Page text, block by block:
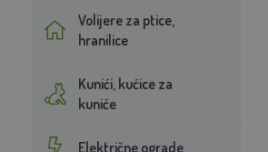
Volijere za ptice,
hranilice
Kunići, kućice za
kuniće
Električne ograde